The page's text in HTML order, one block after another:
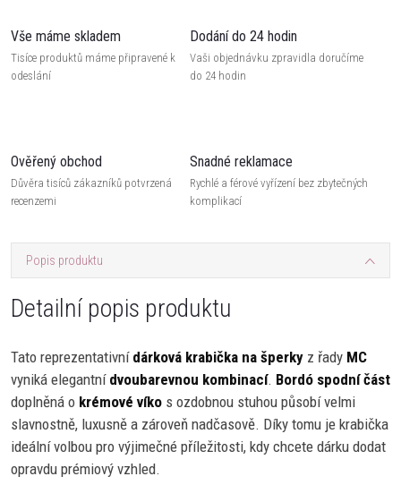
Vše máme skladem
Tisíce produktů máme připravené k
odeslání
Dodání do 24 hodin
Vaši objednávku zpravidla doručíme
do 24 hodin
Ověřený obchod
Důvěra tisíců zákazníků potvrzená
recenzemi
Snadné reklamace
Rychlé a férové vyřízení bez zbytečných
komplikací
Popis produktu
Detailní popis produktu
Tato reprezentativní dárková krabička na šperky z řady MC
vyniká elegantní dvoubarevnou kombinací. Bordó spodní část
doplněná o krémové víko s ozdobnou stuhou působí velmi
slavnostně, luxusně a zároveň nadčasově. Díky tomu je krabička
ideální volbou pro výjimečné příležitosti, kdy chcete dárku dodat
opravdu prémiový vzhled.